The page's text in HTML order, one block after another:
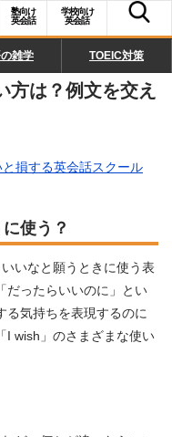
塾向け
英会話
学校向け
英会話
雑学 TOEIC対策
は？例文を交え
損する英会話スクール
使う？
いなと願うときに使う表
だったらいいのに」とい
る気持ちを表現するのに
I wish」のさまざまな使い